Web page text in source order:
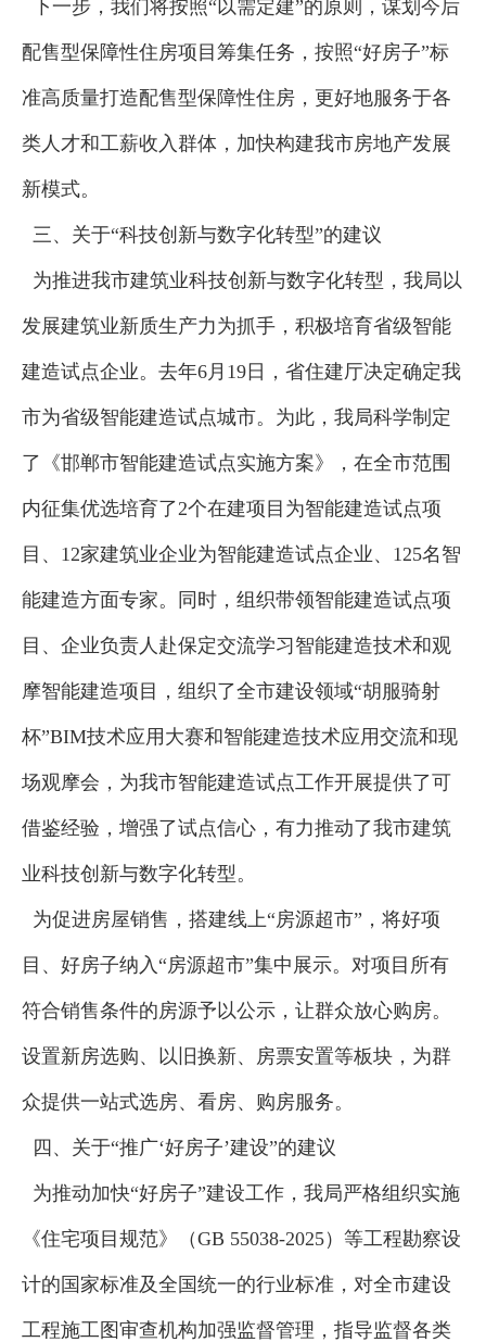
下一步，我们将按照“以需定建”的原则，谋划今后
配售型保障性住房项目筹集任务，按照“好房子”标
准高质量打造配售型保障性住房，更好地服务于各
类人才和工薪收入群体，加快构建我市房地产发展
新模式。
三、关于“科技创新与数字化转型”的建议
为推进我市建筑业科技创新与数字化转型，我局以
发展建筑业新质生产力为抓手，积极培育省级智能
建造试点企业。去年6月19日，省住建厅决定确定我
市为省级智能建造试点城市。为此，我局科学制定
了《邯郸市智能建造试点实施方案》，在全市范围
内征集优选培育了2个在建项目为智能建造试点项
目、12家建筑业企业为智能建造试点企业、125名智
能建造方面专家。同时，组织带领智能建造试点项
目、企业负责人赴保定交流学习智能建造技术和观
摩智能建造项目，组织了全市建设领域“胡服骑射
杯”BIM技术应用大赛和智能建造技术应用交流和现
场观摩会，为我市智能建造试点工作开展提供了可
借鉴经验，增强了试点信心，有力推动了我市建筑
业科技创新与数字化转型。
为促进房屋销售，搭建线上“房源超市”，将好项
目、好房子纳入“房源超市”集中展示。对项目所有
符合销售条件的房源予以公示，让群众放心购房。
设置新房选购、以旧换新、房票安置等板块，为群
众提供一站式选房、看房、购房服务。
四、关于“推广‘好房子’建设”的建议
为推动加快“好房子”建设工作，我局严格组织实施
《住宅项目规范》（GB 55038-2025）等工程勘察设
计的国家标准及全国统一的行业标准，对全市建设
工程施工图审查机构加强监督管理，指导监督各类